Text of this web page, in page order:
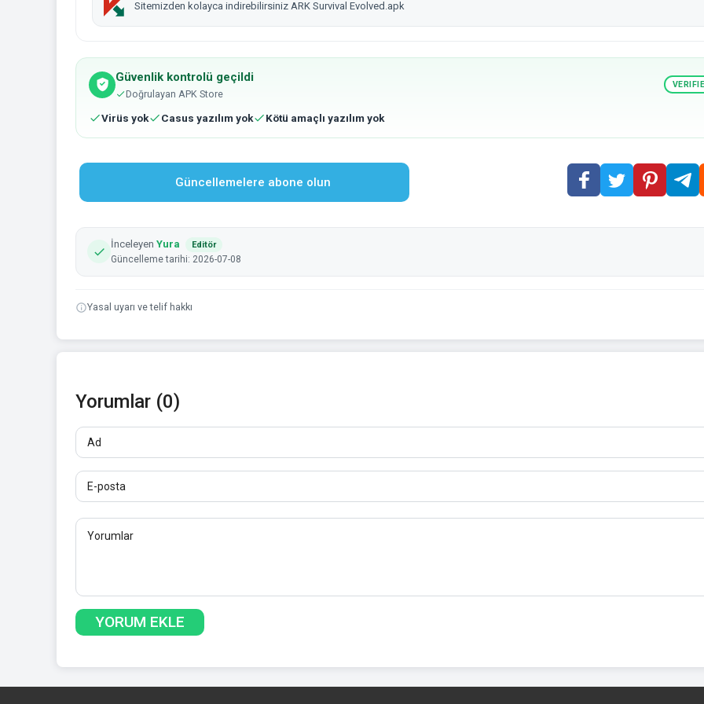
Sitemizden kolayca indirebilirsiniz ARK Survival Evolved.apk
Güvenlik kontrolü geçildi
Doğrulayan APK Store
Virüs yok Casus yazılım yok Kötü amaçlı yazılım yok
Güncellemelere abone olun
İnceleyen Yura Editör
Güncelleme tarihi: 2026-07-08
Yasal uyarı ve telif hakkı
Yorumlar (0)
Ad
E-posta
Yorumlar
En az 10 karakter. Bağlantılara izin verilmez.